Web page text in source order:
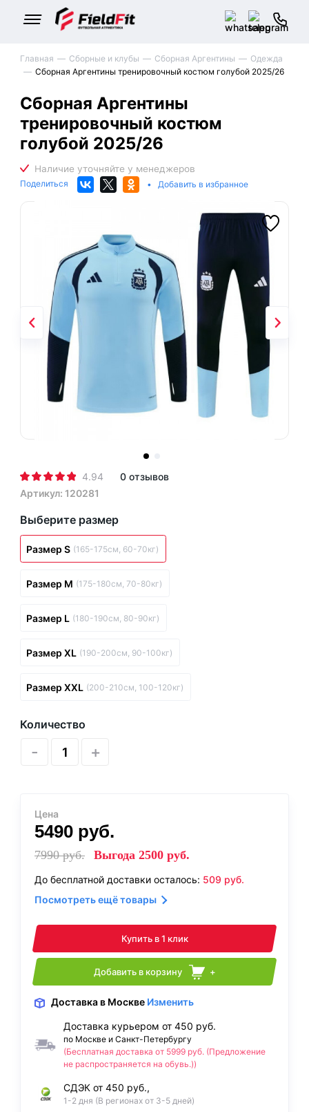
Главная Сборные и клубы Сборная Аргентины
Одежда
Сборная Аргентины тренировочный костюм голубой 2025/26
Сборная Аргентины
тренировочный костюм
голубой 2025/26
Поделиться • Добавить в избранное
4.94
0 отзывов
Артикул: 120281
Выберите размер
Размер S (165-175см, 60-70кг)
Размер M (175-180см, 70-80кг)
Размер L (180-190см, 80-90кг)
Размер XL (190-200см, 90-100кг)
Размер XXL (200-210см, 100-120кг)
Количество
- +
Цена
5490 руб.
7990руб. Выгода 2500 руб.
До бесплатной доставки осталось: 509 руб.
Посмотреть ещё товары
Купить в 1 клик
Добавить в корзину +
Доставка в Москве Изменить
Доставка курьером от 450 руб.
по Москве и Санкт-Петербургу
(Бесплатная доставка от 5999 руб. (Предложение
не распространяется на обувь.))
СДЭК от 450 руб.,
1-2 дня (В регионах от 3-5 дней)